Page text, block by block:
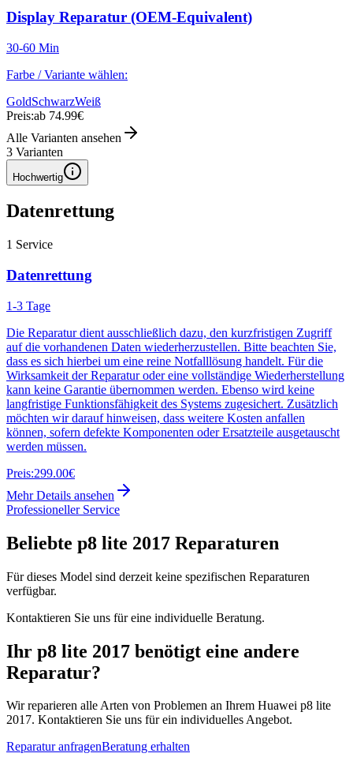
Display Reparatur (OEM-Equivalent)
30-60 Min
Farbe / Variante wählen:
GoldSchwarzWeiß
Preis:ab 74.99€
Alle Varianten ansehen
3 Varianten
Hochwertig
Datenrettung
1 Service
Datenrettung
1-3 Tage
Die Reparatur dient ausschließlich dazu, den kurzfristigen Zugriff
auf die vorhandenen Daten wiederherzustellen. Bitte beachten Sie,
dass es sich hierbei um eine reine Notfalllösung handelt. Für die
Wirksamkeit der Reparatur oder eine vollständige Wiederherstellung
kann keine Garantie übernommen werden. Ebenso wird keine
langfristige Funktionsfähigkeit des Systems zugesichert. Zusätzlich
möchten wir darauf hinweisen, dass weitere Kosten anfallen
können, sofern defekte Komponenten oder Ersatzteile ausgetauscht
werden müssen.
Preis:299.00€
Mehr Details ansehen
Professioneller Service
Beliebte p8 lite 2017 Reparaturen
Für dieses Model sind derzeit keine spezifischen Reparaturen
verfügbar.
Kontaktieren Sie uns für eine individuelle Beratung.
Ihr p8 lite 2017 benötigt eine andere
Reparatur?
Wir reparieren alle Arten von Problemen an Ihrem Huawei p8 lite
2017. Kontaktieren Sie uns für ein individuelles Angebot.
Reparatur anfragenBeratung erhalten